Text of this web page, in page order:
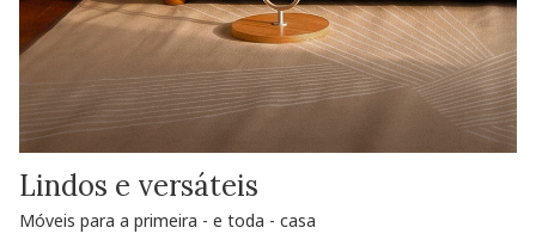
Lindos e versáteis
Móveis para a primeira - e toda - casa